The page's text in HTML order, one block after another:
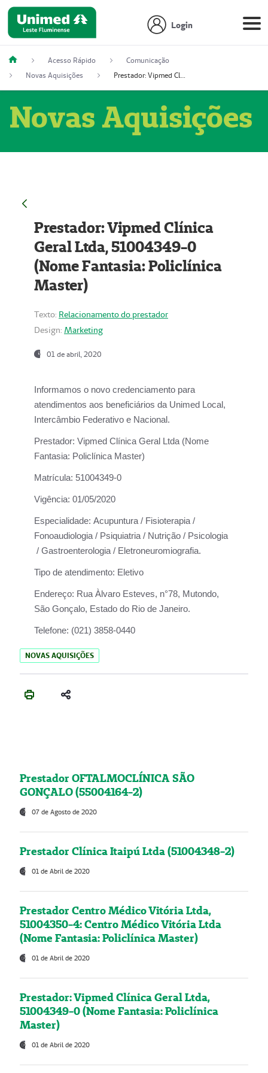
Login
Acesso Rápido
Comunicação
Novas Aquisições
Prestador: Vipmed Clínica Geral Ltda, 51004349-0 (Nome Fantasia: Policlínica Master)
Novas Aquisições
Prestador: Vipmed Clínica
Geral Ltda, 51004349-0
(Nome Fantasia: Policlínica
Master)
Texto: Relacionamento do prestador
Design: Marketing
01 de abril, 2020
Informamos o novo credenciamento para
atendimentos aos beneficiários da Unimed Local,
Intercâmbio Federativo e Nacional.
Prestador: Vipmed Clínica Geral Ltda (Nome
Fantasia: Policlínica Master)
Matrícula: 51004349-0
Vigência: 01/05/2020
Especialidade: Acupuntura / Fisioterapia /
Fonoaudiologia / Psiquiatria / Nutrição / Psicologia
/ Gastroenterologia / Eletroneuromiografia.
Tipo de atendimento: Eletivo
Endereço: Rua Àlvaro Esteves, n°78, Mutondo,
São Gonçalo, Estado do Rio de Janeiro.
Telefone: (021) 3858-0440
NOVAS AQUISIÇÕES
Prestador OFTALMOCLÍNICA SÃO
GONÇALO (55004164-2)
07 de Agosto de 2020
Prestador Clínica Itaipú Ltda (51004348-2)
01 de Abril de 2020
Prestador Centro Médico Vitória Ltda,
51004350-4: Centro Médico Vitória Ltda
(Nome Fantasia: Policlínica Master)
01 de Abril de 2020
Prestador: Vipmed Clínica Geral Ltda,
51004349-0 (Nome Fantasia: Policlínica
Master)
01 de Abril de 2020